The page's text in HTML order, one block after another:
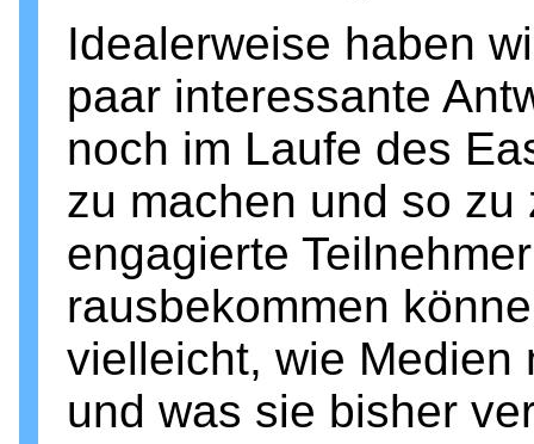
Idealerweise haben
paar interessante
noch im Laufe des
zu machen und so
engagierte
rausbekommen
vielleicht, wie Medien
und was sie bisher